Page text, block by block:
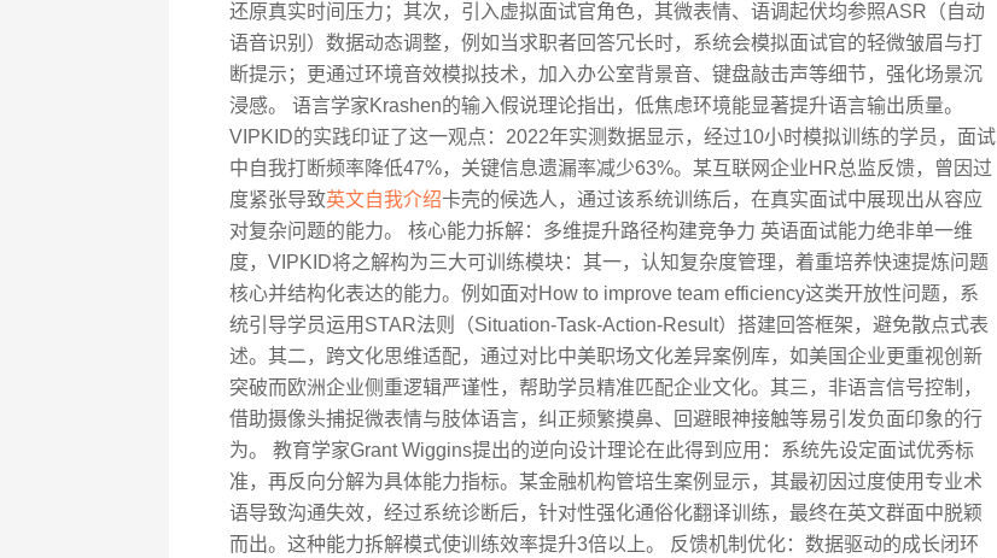
还原真实时间压力；其次，引入虚拟面试官角色，其微表情、语调起伏均参照ASR（自动
语音识别）数据动态调整，例如当求职者回答冗长时，系统会模拟面试官的轻微皱眉与打
断提示；更通过环境音效模拟技术，加入办公室背景音、键盘敲击声等细节，强化场景沉
浸感。 语言学家Krashen的输入假说理论指出，低焦虑环境能显著提升语言输出质量。
VIPKID的实践印证了这一观点：2022年实测数据显示，经过10小时模拟训练的学员，面试
中自我打断频率降低47%，关键信息遗漏率减少63%。某互联网企业HR总监反馈，曾因过
度紧张导致英文自我介绍卡壳的候选人，通过该系统训练后，在真实面试中展现出从容应
对复杂问题的能力。 核心能力拆解：多维提升路径构建竞争力 英语面试能力绝非单一维
度，VIPKID将之解构为三大可训练模块：其一，认知复杂度管理，着重培养快速提炼问题
核心并结构化表达的能力。例如面对How to improve team efficiency这类开放性问题，系
统引导学员运用STAR法则（Situation-Task-Action-Result）搭建回答框架，避免散点式表
述。其二，跨文化思维适配，通过对比中美职场文化差异案例库，如美国企业更重视创新
突破而欧洲企业侧重逻辑严谨性，帮助学员精准匹配企业文化。其三，非语言信号控制，
借助摄像头捕捉微表情与肢体语言，纠正频繁摸鼻、回避眼神接触等易引发负面印象的行
为。 教育学家Grant Wiggins提出的逆向设计理论在此得到应用：系统先设定面试优秀标
准，再反向分解为具体能力指标。某金融机构管培生案例显示，其最初因过度使用专业术
语导致沟通失效，经过系统诊断后，针对性强化通俗化翻译训练，最终在英文群面中脱颖
而出。这种能力拆解模式使训练效率提升3倍以上。 反馈机制优化：数据驱动的成长闭环